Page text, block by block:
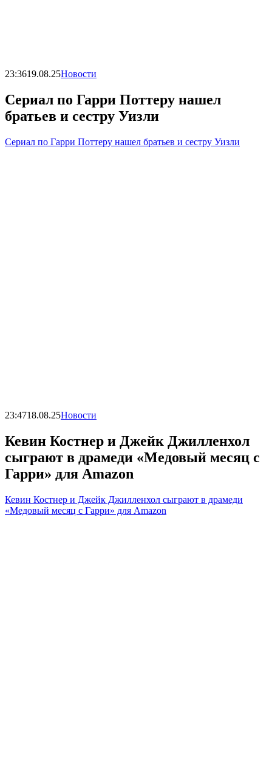
23:3619.08.25Новости
Сериал по Гарри Поттеру нашел
братьев и сестру Уизли
Сериал по Гарри Поттеру нашел братьев и сестру Уизли
23:4718.08.25Новости
Кевин Костнер и Джейк Джилленхол
сыграют в драмеди «Медовый месяц с
Гарри» для Amazon
Кевин Костнер и Джейк Джилленхол сыграют в драмеди
«Медовый месяц с Гарри» для Amazon